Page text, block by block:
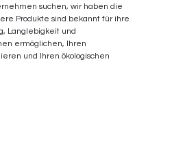
suchen, wir haben die
Produkte sind bekannt für ihre
Langlebigkeit und
ermöglichen, Ihren
und Ihren ökologischen